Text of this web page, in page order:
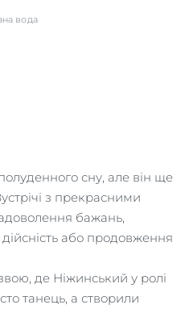
вода
сну, але він ще
з прекрасними
бажань,
або продовження
де Ніжинський у ролі
танець, а створили